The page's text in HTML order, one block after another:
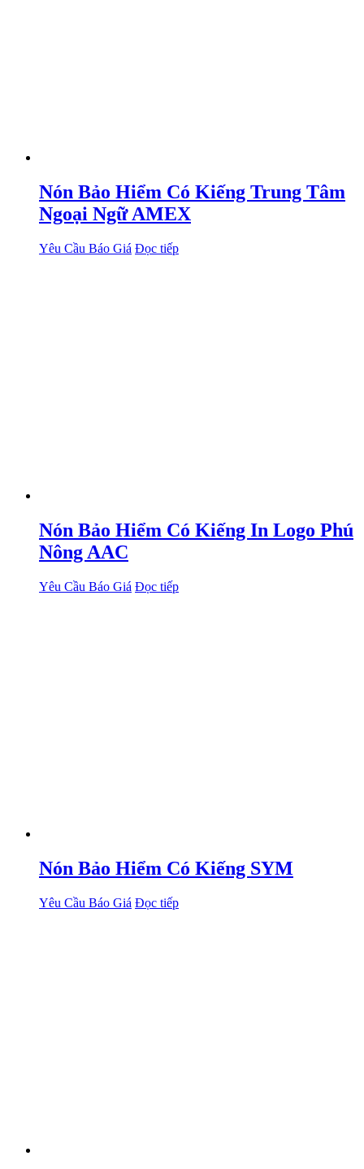
Nón Bảo Hiểm Có Kiếng Trung Tâm
Ngoại Ngữ AMEX
Yêu Cầu Báo Giá Đọc tiếp
Nón Bảo Hiểm Có Kiếng In Logo Phú
Nông AAC
Yêu Cầu Báo Giá Đọc tiếp
Nón Bảo Hiểm Có Kiếng SYM
Yêu Cầu Báo Giá Đọc tiếp